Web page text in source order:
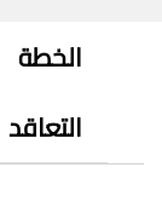
الخطة
التعاقد